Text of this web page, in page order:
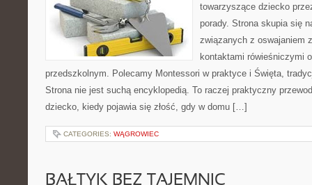
towarzyszące dziecko
porady. Strona skupia się
związanych z oswajaniem
kontaktami rówieśniczymi
przedszkolnym. Polecamy Montessori w praktyce i Święta,
Strona nie jest suchą encyklopedią. To raczej praktyczny
dziecko, kiedy pojawia się złość, gdy w domu […]
CATEGORIES: WĄGROWIEC
BAŁTYK BEZ TAJEMNIC